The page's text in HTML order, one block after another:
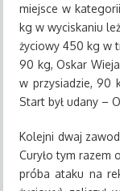
miejsce w
kg w wyciskaniu
życiowy 450 kg w
90 kg, Oskar
w przysiadzie, 90
Start był udany –
Kolejni dwaj
Curyło tym razem
próba ataku na